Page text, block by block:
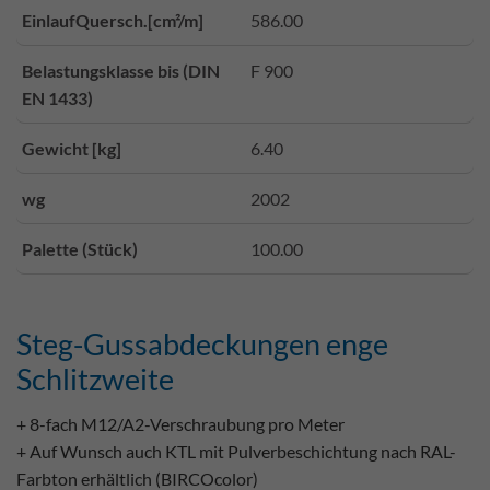
EinlaufQuersch.[cm²/m] 586.00
Belastungsklasse bis (DIN
EN 1433)
F 900
Gewicht [kg] 6.40
wg 2002
Palette (Stück) 100.00
Steg-Gussabdeckungen enge
Schlitzweite
+ 8-fach M12/A2-Verschraubung pro Meter
+ Auf Wunsch auch KTL mit Pulverbeschichtung nach RAL-
Farbton erhältlich (BIRCOcolor)